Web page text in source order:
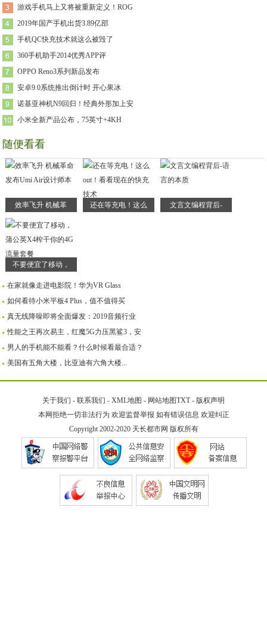
游戏手机马上又将被重新定义！ROG
2019年国产手机出货3.89亿部
手机QC快充技术就这么被毁了
360手机助手2014优秀APP评
OPPO Reno3系列新品发布
安卓9.0系统推出倒计时 开心果冰
诺基亚神机N9回归！经典外形加上安
小米全新产品公布，75英寸+4KH
随便看看
效率飞升 机械革 还在等充电！这么 文言文编程背后-
不要便宜了移动，
在家就像走进电影院！华为VR Glass
如何看待小米平板4 Plus，值不值得买
真无线降噪即将全面爆发：2019音频行业
性能之王再次易主，红魔5G力压黑鲨3，安
男人的手机能不能看？什么时候看最合适？
美国有五角大楼，比亚迪有六角大楼...
关于我们 - 联系我们 - XML地图 - 网站地图TXT- 版权声明
本网拒绝一切非法行为 欢迎监督举报 如有错误信息 欢迎纠正
Copyright 2002-2020 天长都市网 版权所有